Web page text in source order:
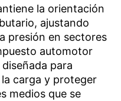
la orientación
ajustando
presión en sectores
automotor
para
carga y proteger
medios que se